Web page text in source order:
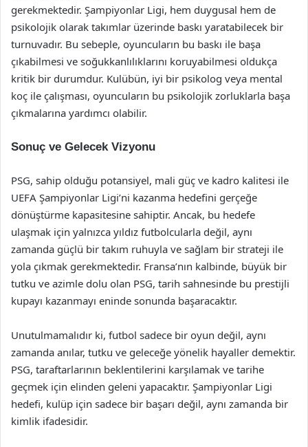
gerekmektedir. Şampiyonlar Ligi, hem duygusal hem de
psikolojik olarak takımlar üzerinde baskı yaratabilecek bir
turnuvadır. Bu sebeple, oyuncuların bu baskı ile başa
çıkabilmesi ve soğukkanlılıklarını koruyabilmesi oldukça
kritik bir durumdur. Kulübün, iyi bir psikolog veya mental
koç ile çalışması, oyuncuların bu psikolojik zorluklarla başa
çıkmalarına yardımcı olabilir.
Sonuç ve Gelecek Vizyonu
PSG, sahip olduğu potansiyel, mali güç ve kadro kalitesi ile
UEFA Şampiyonlar Ligi’ni kazanma hedefini gerçeğe
dönüştürme kapasitesine sahiptir. Ancak, bu hedefe
ulaşmak için yalnızca yıldız futbolcularla değil, aynı
zamanda güçlü bir takım ruhuyla ve sağlam bir strateji ile
yola çıkmak gerekmektedir. Fransa’nın kalbinde, büyük bir
tutku ve azimle dolu olan PSG, tarih sahnesinde bu prestijli
kupayı kazanmayı eninde sonunda başaracaktır.
Unutulmamalıdır ki, futbol sadece bir oyun değil, aynı
zamanda anılar, tutku ve geleceğe yönelik hayaller demektir.
PSG, taraftarlarının beklentilerini karşılamak ve tarihe
geçmek için elinden geleni yapacaktır. Şampiyonlar Ligi
hedefi, kulüp için sadece bir başarı değil, aynı zamanda bir
kimlik ifadesidir.